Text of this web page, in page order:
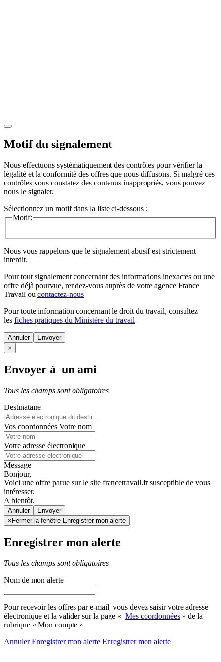
Motif du signalement
Nous effectuons systématiquement des contrôles pour vérifier la
légalité et la conformité des offres que nous diffusons. Si malgré ces
contrôles vous constatez des contenus inappropriés, vous pouvez
nous le signaler.
Sélectionnez un motif dans la liste ci-dessous :
Motif:
Nous vous rappelons que le signalement abusif est strictement
interdit.
Pour tout signalement concernant des informations inexactes ou une
offre déjà pourvue, rendez-vous auprès de votre agence France
Travail ou contactez-nous
Pour toute information concernant le droit du travail, consultez
les fiches pratiques du Ministère du travail
Annuler
×
Envoyer à un ami
Tous les champs sont obligatoires
Destinataire
Vos coordonnées Votre nom
Votre adresse électronique
Message
Bonjour,
Voici une offre parue sur le site francetravail.fr susceptible de vous
intéresser.
A bientôt.
Annuler
× Fermer la fenêtre Enregistrer mon alerte
Enregistrer mon alerte
Tous les champs sont obligatoires
Nom de mon alerte
Pour recevoir les offres par e-mail, vous devez saisir votre adresse
électronique et la valider sur la page « Mes coordonnées » de la
rubrique « Mon compte »
AnnulerEnregistrer mon alerte Enregistrermon alerte